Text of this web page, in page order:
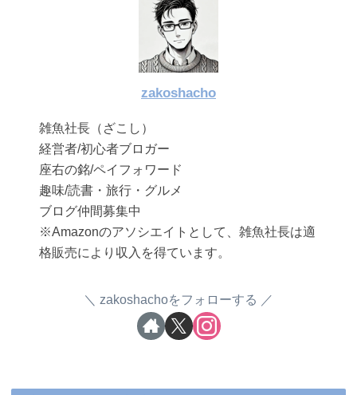
zakoshacho
雑魚社長（ざこし）
経営者/初心者ブロガー
座右の銘/ペイフォワード
趣味/読書・旅行・グルメ
ブログ仲間募集中
※Amazonのアソシエイトとして、雑魚社長は適
格販売により収入を得ています。
zakoshachoをフォローする